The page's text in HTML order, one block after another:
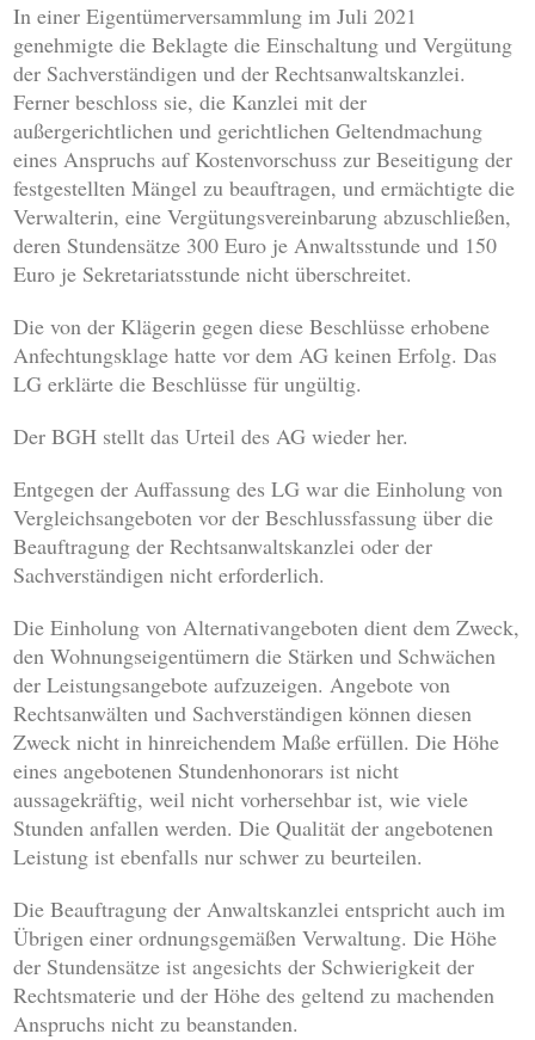
In einer Eigentümerversammlung im Juli 2021
genehmigte die Beklagte die Einschaltung und Vergütung
der Sachverständigen und der Rechtsanwaltskanzlei.
Ferner beschloss sie, die Kanzlei mit der
außergerichtlichen und gerichtlichen Geltendmachung
eines Anspruchs auf Kostenvorschuss zur Beseitigung der
festgestellten Mängel zu beauftragen, und ermächtigte die
Verwalterin, eine Vergütungsvereinbarung abzuschließen,
deren Stundensätze 300 Euro je Anwaltsstunde und 150
Euro je Sekretariatsstunde nicht überschreitet.
Die von der Klägerin gegen diese Beschlüsse erhobene
Anfechtungsklage hatte vor dem AG keinen Erfolg. Das
LG erklärte die Beschlüsse für ungültig.
Der BGH stellt das Urteil des AG wieder her.
Entgegen der Auffassung des LG war die Einholung von
Vergleichsangeboten vor der Beschlussfassung über die
Beauftragung der Rechtsanwaltskanzlei oder der
Sachverständigen nicht erforderlich.
Die Einholung von Alternativangeboten dient dem Zweck,
den Wohnungseigentümern die Stärken und Schwächen
der Leistungsangebote aufzuzeigen. Angebote von
Rechtsanwälten und Sachverständigen können diesen
Zweck nicht in hinreichendem Maße erfüllen. Die Höhe
eines angebotenen Stundenhonorars ist nicht
aussagekräftig, weil nicht vorhersehbar ist, wie viele
Stunden anfallen werden. Die Qualität der angebotenen
Leistung ist ebenfalls nur schwer zu beurteilen.
Die Beauftragung der Anwaltskanzlei entspricht auch im
Übrigen einer ordnungsgemäßen Verwaltung. Die Höhe
der Stundensätze ist angesichts der Schwierigkeit der
Rechtsmaterie und der Höhe des geltend zu machenden
Anspruchs nicht zu beanstanden.